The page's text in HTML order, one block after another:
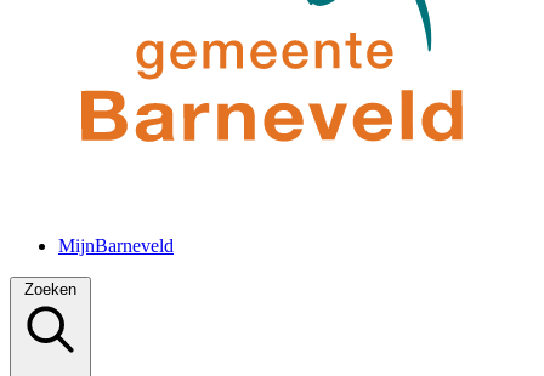
MijnBarneveld
Zoeken